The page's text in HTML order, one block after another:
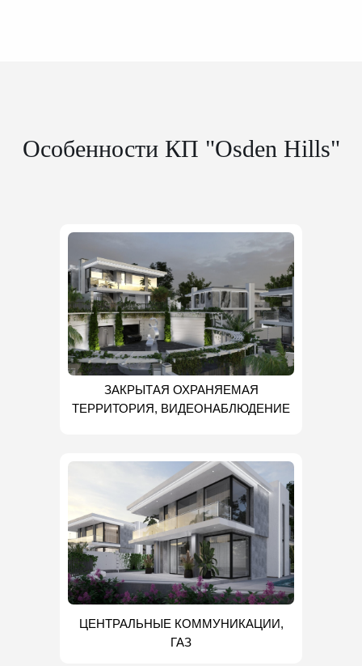
Особенности КП "Osden Hills"
ЗАКРЫТАЯ ОХРАНЯЕМАЯ
ТЕРРИТОРИЯ, ВИДЕОНАБЛЮДЕНИЕ
ЦЕНТРАЛЬНЫЕ КОММУНИКАЦИИ,
ГАЗ